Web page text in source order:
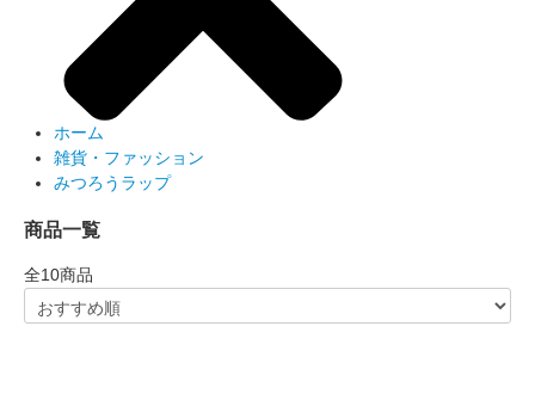
ホーム
雑貨・ファッション
みつろうラップ
商品一覧
全10商品